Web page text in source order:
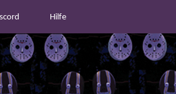
Hilfe